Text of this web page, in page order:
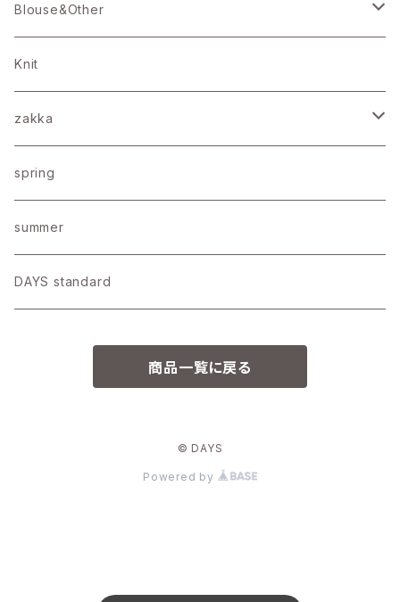
25/バーフィル天竺
19/バーフィル天竺
16/ＢＤ天竺
アメリカンドライコットン
コットン
リネン天竺
Blouse&Other
Blouse
Onepiece
Bottoms
Knit
zakka
Stole
Bag
Other
spring
summer
DAYS standard
商品一覧に戻る
© DAYS
Powered by